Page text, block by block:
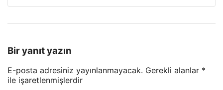
Bir yanıt yazın
E-posta adresiniz yayınlanmayacak. Gerekli alanlar *
ile işaretlenmişlerdir